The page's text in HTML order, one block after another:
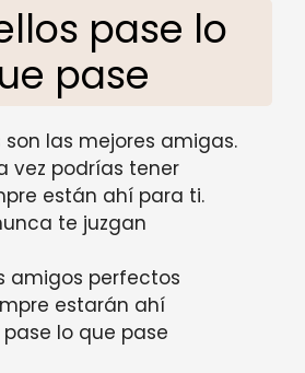
pase lo
pase
son las mejores amigas.
vez podrías tener
están ahí para ti.
te juzgan
amigos perfectos
estarán ahí
pase lo que pase